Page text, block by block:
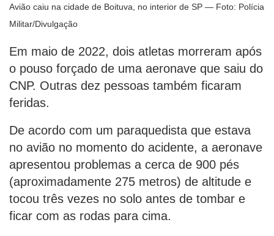
Avião caiu na cidade de Boituva, no interior de SP — Foto: Polícia
Militar/Divulgação
Em maio de 2022, dois atletas morreram após
o pouso forçado de uma aeronave que saiu do
CNP. Outras dez pessoas também ficaram
feridas.
De acordo com um paraquedista que estava
no avião no momento do acidente, a aeronave
apresentou problemas a cerca de 900 pés
(aproximadamente 275 metros) de altitude e
tocou três vezes no solo antes de tombar e
ficar com as rodas para cima.